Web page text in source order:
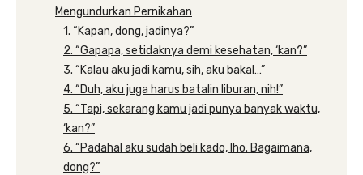
Mengundurkan Pernikahan
1. “Kapan, dong, jadinya?”
2. “Gapapa, setidaknya demi kesehatan, ‘kan?”
3. “Kalau aku jadi kamu, sih, aku bakal…”
4. “Duh, aku juga harus batalin liburan, nih!”
5. “Tapi, sekarang kamu jadi punya banyak waktu,
‘kan?”
6. “Padahal aku sudah beli kado, lho. Bagaimana,
dong?”